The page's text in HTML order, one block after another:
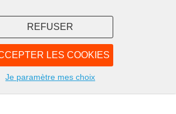
LES COOKIES
REFUSER
Je paramètre mes choix
NOUS